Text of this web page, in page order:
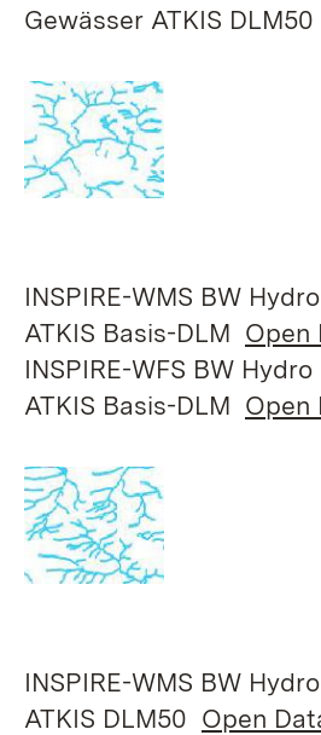
Gewässer ATKIS DLM50
INSPIRE-WMS BW
ATKIS Basis-DLM Open
INSPIRE-WFS BW
ATKIS Basis-DLM Open
INSPIRE-WMS BW
ATKIS DLM50 Open